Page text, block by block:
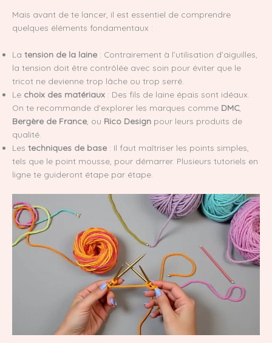
Mais avant de te lancer, il est essentiel de comprendre
quelques éléments fondamentaux :
La tension de la laine : Contrairement à l’utilisation d’aiguilles,
la tension doit être contrôlée avec soin pour éviter que le
tricot ne devienne trop lâche ou trop serré.
Le choix des matériaux : Des fils de laine épais sont idéaux.
On te recommande d’explorer les marques comme DMC,
Bergère de France , ou Rico Design pour leurs produits de
qualité.
Les techniques de base : Il faut maîtriser les points simples,
tels que le point mousse, pour démarrer. Plusieurs tutoriels en
ligne te guideront étape par étape.